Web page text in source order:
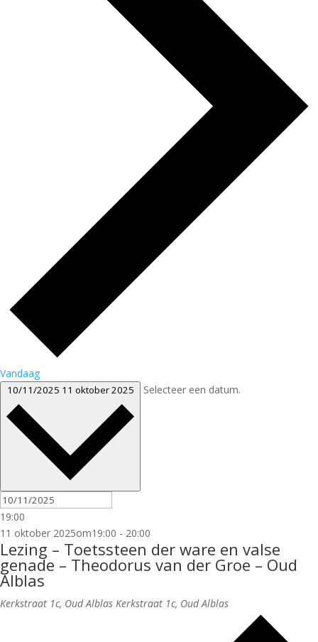
Vandaag
10/11/2025 11 oktober 2025 Selecteer een datum.
19:00
11 oktober 2025om19:00 - 20:00
Lezing – Toetssteen der ware en valse
genade – Theodorus van der Groe – Oud
Alblas
Kerkstraat 1c, Oud Alblas Kerkstraat 1c, Oud Alblas